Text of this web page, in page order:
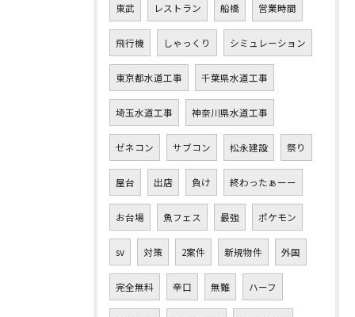
東武 レストラン 船橋 営業時間
飛行機 しゃっくり シミュレーション
東京都水道工事 千葉県水道工事
埼玉水道工事 神奈川県水道工事
ゼネコン サブコン 松永建設 祭り
屋台 出店 負け 終わったぁーー
お台場 魚フェス 最強 ポケモン
sv 対策 2案件 新規物件 外国
完全無料 辛口 無難 ハーフ